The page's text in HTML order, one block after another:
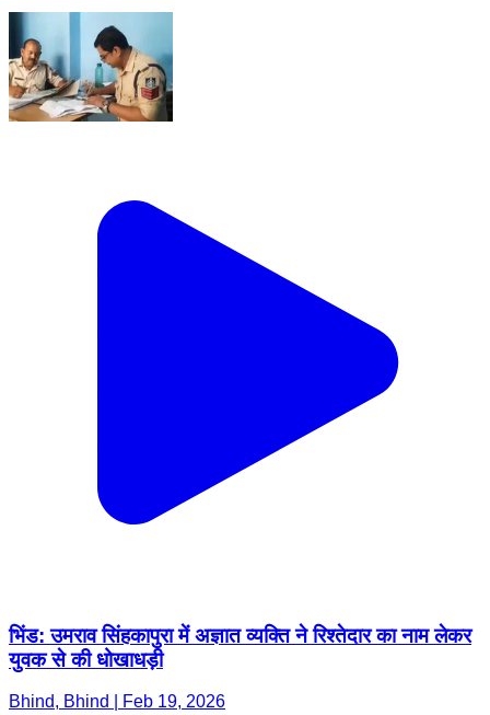
भिंड: उमराव सिंहकापुरा में अज्ञात व्यक्ति ने रिश्तेदार का नाम लेकर
युवक से की धोखाधड़ी
Bhind, Bhind | Feb 19, 2026